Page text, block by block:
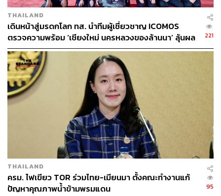
THAILAND
เดินหน้าสู่มรดกโลก ทส. นำทีมผู้เชี่ยวชาญ ICOMOS
ตรวจความพร้อม ‘เชียงใหม่ นครหลวงของล้านนา’ ลุ้นผล
พิจารณาปีหน้า
221
THAILAND
ครม. ไฟเขียว TOR ร่วมไทย-เมียนมา ตั้งคณะทำงานแก้
ปัญหาคุณภาพน้ำข้ามพรมแดน
95